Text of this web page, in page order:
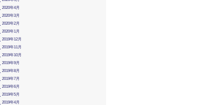
2020年4月
2020年3月
2020年2月
2020年1月
2019年12月
2019年11月
2019年10月
2019年9月
2019年8月
2019年7月
2019年6月
2019年5月
2019年4月